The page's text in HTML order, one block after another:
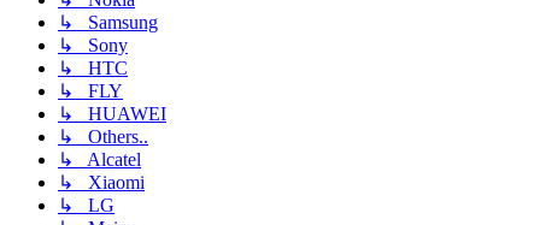
↳ Samsung
↳ Sony
↳ HTC
↳ FLY
↳ HUAWEI
↳ Others..
↳ Alcatel
↳ Xiaomi
↳ LG